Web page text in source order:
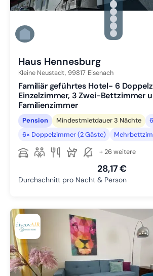
Zu Slide 1
Zu Slide 2
Zu Slide 3
Zu Slide 4
Zu Slide 5
Zu Slide 6
Haus Hennesburg
Kleine Neustadt, 99817 Eisenach
Familiär geführtes Hotel- 6
Einzelzimmer, 3 Zwei-Bettzimmer
Familienzimmer
Pension Mindestmietdauer 3 Nächte
6× Doppelzimmer (2 Gäste)
+ 26 weitere
28,17 €
Durchschnitt pro Nacht & Person